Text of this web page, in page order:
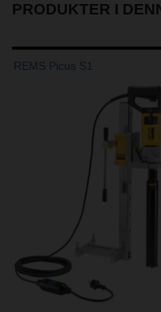
PRODUKTER I
REMS Picus S1